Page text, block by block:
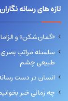
تازه های رسانه نگاران
«گمان‌شکن» و
سلسله مراتب
طبیعی چشم
انسان در دست
چه زمانی خبر